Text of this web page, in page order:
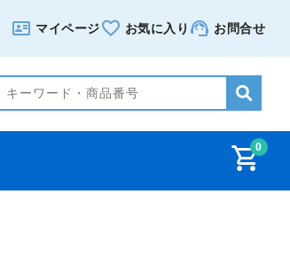
マイページ お気に入り お問合せ
0